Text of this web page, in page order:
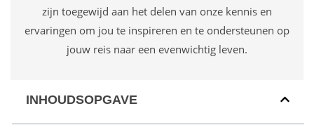
zijn toegewijd aan het delen van onze kennis en
ervaringen om jou te inspireren en te ondersteunen op
jouw reis naar een evenwichtig leven.
INHOUDSOPGAVE